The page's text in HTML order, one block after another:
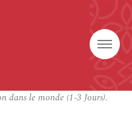
dans le monde (1-3 Jours).